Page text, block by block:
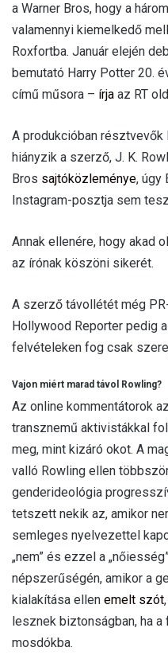
a Warner Bros, hogy a
valamennyi kiemelkedő
Roxfortba. Január elején
bemutató Harry Potter 20.
című műsora – írja az RT
A produkcióban
hiányzik a szerző, J. K.
Bros sajtóközleménye, úgy
Instagram-posztja sem
Annak ellenére, hogy akad
az írónak köszöni sikerét.
A szerző távollétét még
Hollywood Reporter pedig
felvételeken fog csak
Vajon miért marad távol Rowling?
Az online kommentátorok
transznemű aktivistákkal
meg, mint kizáró okot. A
valló Rowling ellen
genderideológia
tetszett nekik az, amikor
semleges nyelvezettel
„nem” és ezzel a
népszerűségén, amikor a
kialakítása ellen emelt szót
lesznek biztonságban, ha
mosdókba.